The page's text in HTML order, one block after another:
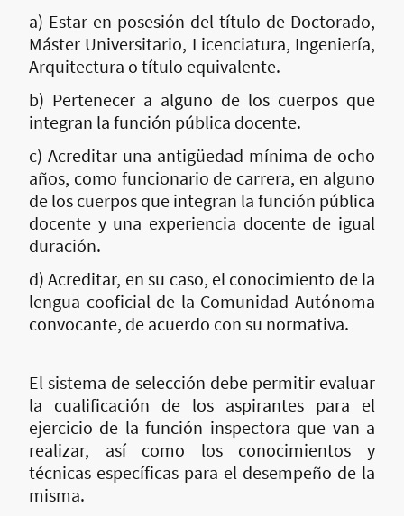
a) Estar en posesión del título de Doctorado,
Máster Universitario, Licenciatura, Ingeniería,
Arquitectura o título equivalente.
b) Pertenecer a alguno de los cuerpos que
integran la función pública docente.
c) Acreditar una antigüedad mínima de ocho
años, como funcionario de carrera, en alguno
de los cuerpos que integran la función pública
docente y una experiencia docente de igual
duración.
d) Acreditar, en su caso, el conocimiento de la
lengua cooficial de la Comunidad Autónoma
convocante, de acuerdo con su normativa.
El sistema de selección debe permitir evaluar
la cualificación de los aspirantes para el
ejercicio de la función inspectora que van a
realizar, así como los conocimientos y
técnicas específicas para el desempeño de la
misma.